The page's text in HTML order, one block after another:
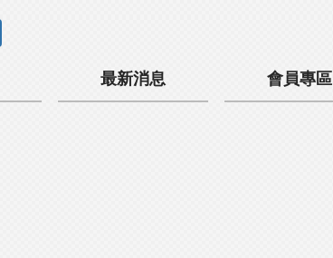
最新消息 會員專區